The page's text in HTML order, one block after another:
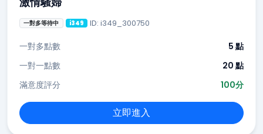
一對多等待中 i349 ID: i349_300750
一對多點數
5 點
一對一點數
20 點
滿意度評分
100分
立即進入